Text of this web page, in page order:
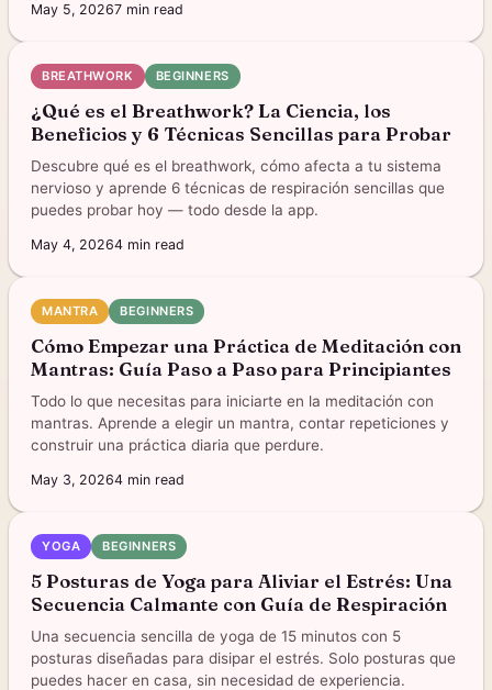
May 5, 20267 min read
BREATHWORK BEGINNERS
¿Qué es el Breathwork? La Ciencia, los
Beneficios y 6 Técnicas Sencillas para Probar
Descubre qué es el breathwork, cómo afecta a tu sistema
nervioso y aprende 6 técnicas de respiración sencillas que
puedes probar hoy — todo desde la app.
May 4, 20264 min read
MANTRA BEGINNERS
Cómo Empezar una Práctica de Meditación con
Mantras: Guía Paso a Paso para Principiantes
Todo lo que necesitas para iniciarte en la meditación con
mantras. Aprende a elegir un mantra, contar repeticiones y
construir una práctica diaria que perdure.
May 3, 20264 min read
YOGA BEGINNERS
5 Posturas de Yoga para Aliviar el Estrés: Una
Secuencia Calmante con Guía de Respiración
Una secuencia sencilla de yoga de 15 minutos con 5
posturas diseñadas para disipar el estrés. Solo posturas que
puedes hacer en casa, sin necesidad de experiencia.